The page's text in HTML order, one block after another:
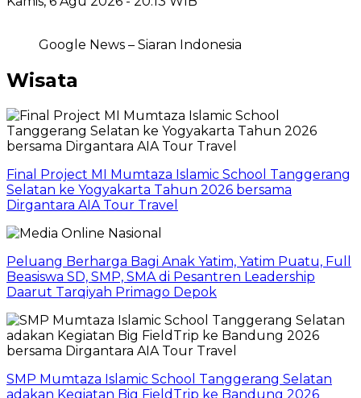
Google News – Siaran Indonesia
Wisata
Final Project MI Mumtaza Islamic School Tanggerang
Selatan ke Yogyakarta Tahun 2026 bersama
Dirgantara AIA Tour Travel
Peluang Berharga Bagi Anak Yatim, Yatim Puatu, Full
Beasiswa SD, SMP, SMA di Pesantren Leadership
Daarut Tarqiyah Primago Depok
SMP Mumtaza Islamic School Tanggerang Selatan
adakan Kegiatan Big FieldTrip ke Bandung 2026